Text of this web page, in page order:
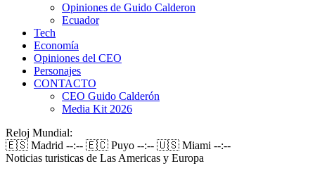
Opiniones de Guido Calderon
Ecuador
Tech
Economía
Opiniones del CEO
Personajes
CONTACTO
CEO Guido Calderón
Media Kit 2026
Reloj Mundial:
🇪🇸 Madrid --:-- 🇪🇨 Puyo --:-- 🇺🇸 Miami --:--
Noticias turisticas de Las Americas y Europa